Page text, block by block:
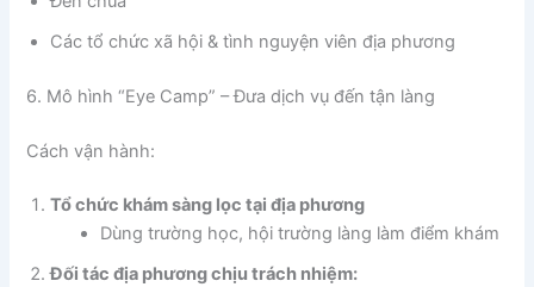
Các tổ chức xã hội & tình nguyện viên địa phương
6. Mô hình “Eye Camp” – Đưa dịch vụ đến tận làng
Cách vận hành:
Tổ chức khám sàng lọc tại địa phương
Dùng trường học, hội trường làng làm điểm khám
Đối tác địa phương chịu trách nhiệm: